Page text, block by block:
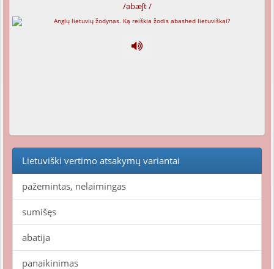
/əbæʃt /
Lietuviški vertimo atsakymų variantai
pažemintas, nelaimingas
sumišęs
abatija
panaikinimas